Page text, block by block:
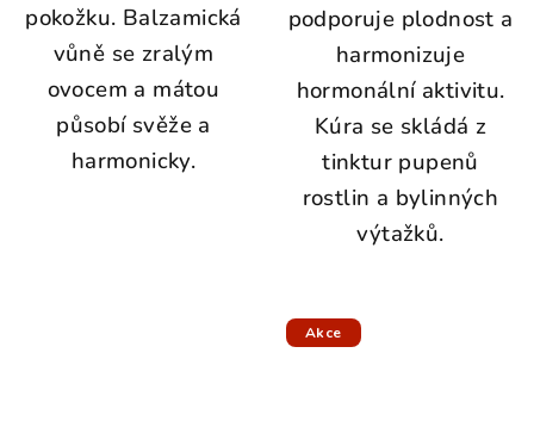
pokožku. Balzamická
vůně se zralým
ovocem a mátou
působí svěže a
harmonicky.
podporuje plodnost a
harmonizuje
hormonální aktivitu.
Kúra se skládá z
tinktur pupenů
rostlin a bylinných
výtažků.
Akce